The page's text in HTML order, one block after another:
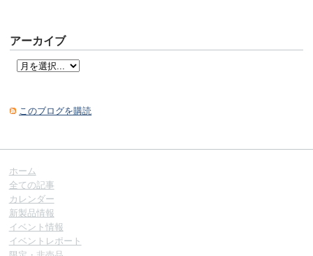
アーカイブ
このブログを購読
ホーム
全ての記事
カレンダー
新製品情報
イベント情報
イベントレポート